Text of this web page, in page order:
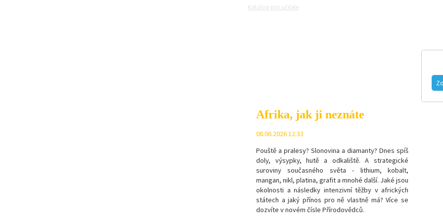
Katalog pro učitele
Afrika, jak ji neznáte
08.06.2026 12:33
Pouště a pralesy? Slonovina a diamanty? Dnes spíš
doly, výsypky, hutě a odkaliště. A strategické
suroviny současného světa - lithium, kobalt,
mangan, nikl, platina, grafit a mnohé další. Jaké jsou
okolnosti a následky intenzivní těžby v afrických
státech a jaký přínos pro ně vlastně má? Více se
dozvíte v novém čísle Přírodovědců.